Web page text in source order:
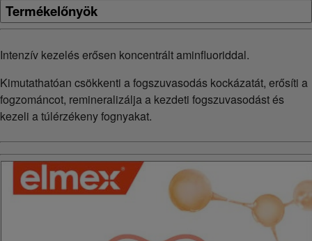
Termékelőnyök
Intenzív kezelés erősen koncentrált aminfluoriddal.
Kimutathatóan csökkenti a fogszuvasodás kockázatát, erősíti a
fogzománcot, remineralizálja a kezdeti fogszuvasodást és
kezeli a túlérzékeny fognyakat.